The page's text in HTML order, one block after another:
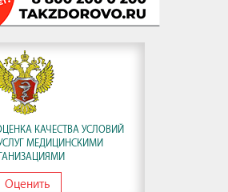
КАЧЕСТВА УСЛОВИЙ
МЕДИЦИНСКИМИ
Оценить